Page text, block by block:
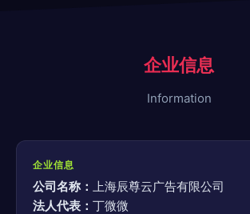
企业信息
Information
企业信息
公司名称： 上海辰尊云广告有限公司
法人代表： 丁微微